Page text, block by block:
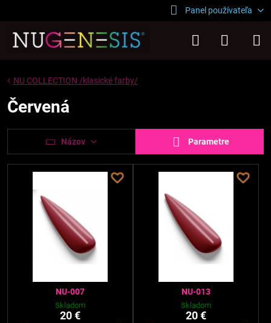
Panel používateľa
NU COLLECTION /klasické farby/
Červená
Názov Parametre
NU-007
Skladom
20 €
NU-013
Skladom
20 €